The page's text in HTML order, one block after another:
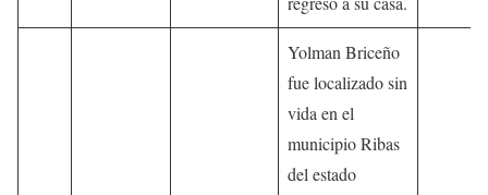
Yolman Briceño
fue localizado sin
vida en el
municipio Ribas
del estado